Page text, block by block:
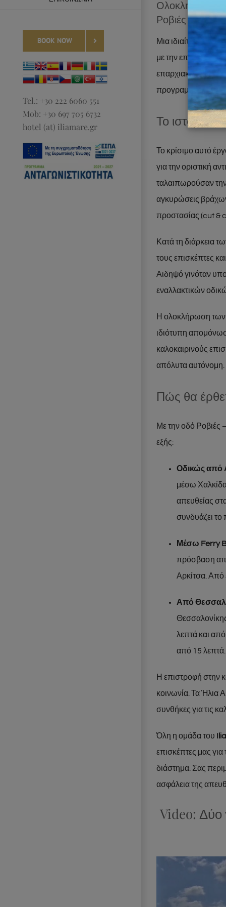
BOOK NOW
Tel.: +30 222 6060 551
Mob: +30 697 705 6732
hotel (at) iliamare.gr
Ολοκλήρωση
Ροβιές – Ήλια
Μια ιδιαίτερα
με την επίσημη
επαρχιακός
Το ιστορικό
Το κρίσιμο αυτό
για την οριστική
ταλαιπωρούσαν
αγκυρώσεις
προστασίας (cut &
Κατά τη διάρκεια
τους επισκέπτες
Αιδηψό γινόταν
εναλλακτικών
Η ολοκλήρωση των
ιδιότυπη
καλοκαιρινούς
απόλυτα αυτόνομη.
Πώς θα
Με την οδό Ροβιές
εξής:
Οδικώς από
μέσω
απευθείας
συνδυάζει
Μέσω Ferry
πρόσβαση
Αρκίτσα. Από
Από
λεπτά και
από 15 λεπτά.
Η επιστροφή στην
κοινωνία. Τα Ήλια
συνθήκες για τις
Όλη η ομάδα του
επισκέπτες μας
διάστημα. Σας
ασφάλεια της
Video: Δύο